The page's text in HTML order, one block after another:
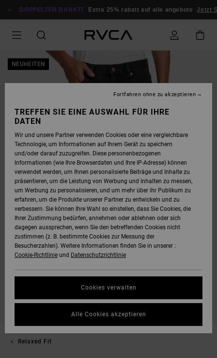
ZUR
DOPPELTER RABATT Extra 25% rabatt auf alle angebote Jetzt
NEUHEITEN
Relaxed Fit
TREFFEN SIE EINE AUSWAHL FÜR IHRE
DATEN
Wir und unsere Partner verwenden Cookies oder eine vergleichbare
Technologie, um Informationen auf Ihrem Gerät zu speichern
und/oder darauf zuzugreifen. Diese personenbezogenen
Informationen (wie Ihre Browserdaten und Ihre IP-Adresse) können
verwendet werden, um Ihnen personalisierte Beiträge und Inhalte zu
präsentieren, um die Leistung von Werbung und Inhalten zu messen,
um Werbung zu personalisieren, und um mehr über ihr Publikum zu
erfahren, um die Produkte unserer Partner zu entwickeln und zu
verbessern. Sie können Ihre Wahl so einstellen, dass Sie Cookies, die
Ihrer Zustimmung bedürfen, annehmen oder ablehnen oder sich
dagegen aussprechen, wenn Sie den betreffenden Cookies nicht
zustimmen (z. B. bestimmte Cookies zur Messung der
Besucherzahlen). Weitere Informationen finden Sie in unserer :
Cookie-Richtlinie und Datenschutzrichtlinie
Cookies verwalten
Fortfahren ohne zu akzeptieren
Alle Cookies akzeptieren